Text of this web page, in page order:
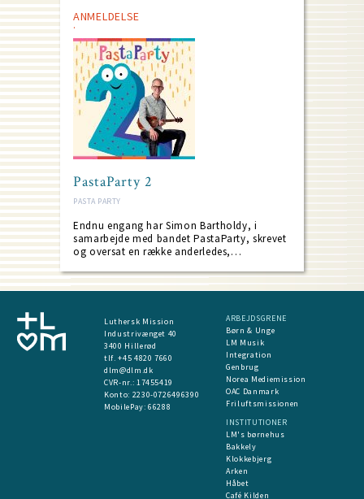
ANMELDELSE
PastaParty 2
PASTA PARTY
Endnu engang har Simon Bartholdy, i
samarbejde med bandet PastaParty, skrevet
og oversat en række anderledes,…
Luthersk Mission
Industrivænget 40
3400 Hillerød
tlf. +45 4820 7660
dlm@dlm.dk
CVR-nr.: 17455419
​Konto: 2230-0726496390
MobilePay:66288
ARBEJDSGRENE
Børn & Unge
LM Musik
Integration
Genbrug
Norea Mediemission
OAC Danmark
Friluftsmissionen
INSTITUTIONER
LM's børnehus
Bakkely
Klokkebjerg
Arken
Håbet
Café Kilden